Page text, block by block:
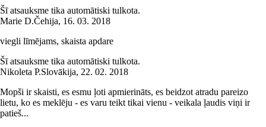
Šī atsauksme tika automātiski tulkota.
Marie D.Čehija, 16. 03. 2018
viegli līmējams, skaista apdare
Šī atsauksme tika automātiski tulkota.
Nikoleta P.Slovākija, 22. 02. 2018
Mopši ir skaisti, es esmu ļoti apmierināts, es beidzot atradu pareizo
lietu, ko es meklēju - es varu teikt tikai vienu - veikala ļaudis viņi ir
patieš...